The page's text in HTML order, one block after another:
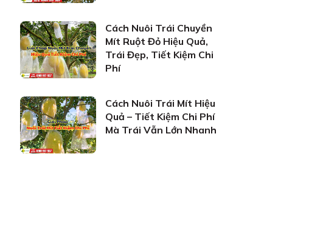
Cách Nuôi Trái Chuyền
Mít Ruột Đỏ Hiệu Quả,
Trái Đẹp, Tiết Kiệm Chi
Phí
Cách Nuôi Trái Mít Hiệu
Quả – Tiết Kiệm Chi Phí
Mà Trái Vẫn Lớn Nhanh